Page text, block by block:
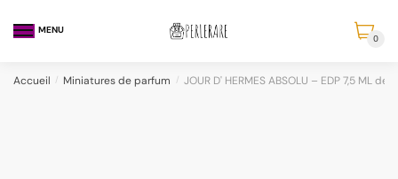
MENU
0
Accueil / Miniatures de parfum / JOUR D' HERMES ABSOLU – EDP 7,5 ML de